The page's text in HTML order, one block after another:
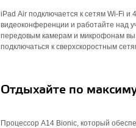
iPad Air подключается к сетям Wi‑Fi и
видеоконференции и работайте над
передовым камерам и микрофонам вы
подключаться к сверх­скоростным
Отдыхайте по
Процессор A14 Bionic, который